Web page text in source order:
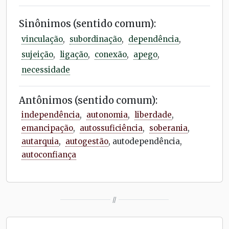
Sinônimos (sentido comum):
vinculação, subordinação, dependência,
sujeição, ligação, conexão, apego,
necessidade
Antônimos (sentido comum):
independência, autonomia, liberdade,
emancipação, autossuficiência, soberania,
autarquia, autogestão, autodependência,
autoconfiança
//